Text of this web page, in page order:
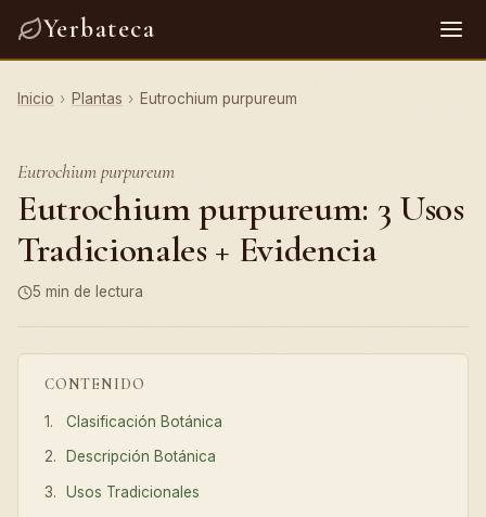
Yerbateca
Inicio › Plantas › Eutrochium purpureum
Eutrochium purpureum
Eutrochium purpureum: 3 Usos
Tradicionales + Evidencia
5 min de lectura
CONTENIDO
Clasificación Botánica
Descripción Botánica
Usos Tradicionales